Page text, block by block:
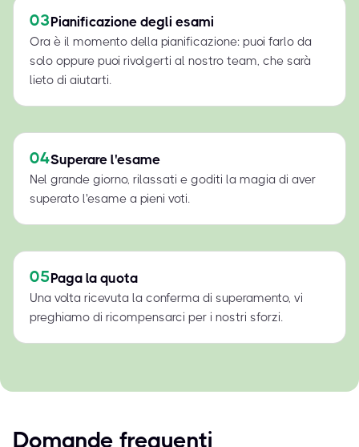
03Pianificazione degli esami
Ora è il momento della pianificazione: puoi farlo da
solo oppure puoi rivolgerti al nostro team, che sarà
lieto di aiutarti.
04Superare l'esame
Nel grande giorno, rilassati e goditi la magia di aver
superato l'esame a pieni voti.
05Paga la quota
Una volta ricevuta la conferma di superamento, vi
preghiamo di ricompensarci per i nostri sforzi.
Domande frequenti